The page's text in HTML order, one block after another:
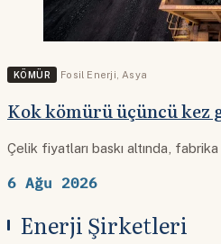
KÖMÜR Fosil Enerji Asya
Kok kömürü üçüncü kez
Çelik fiyatları baskı altında, fabrika
6 Ağu 2026
Enerji Şirketleri